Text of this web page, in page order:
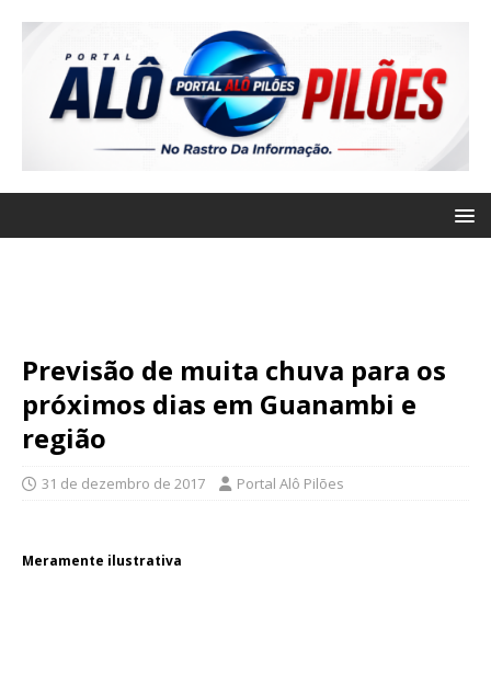
Previsão de muita chuva para os
próximos dias em Guanambi e
região
31 de dezembro de 2017 Portal Alô Pilões
Meramente ilustrativa